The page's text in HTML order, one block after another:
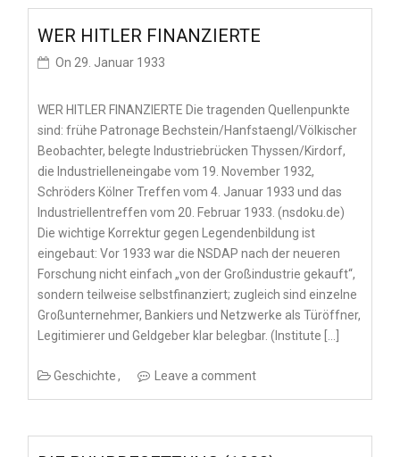
WER HITLER FINANZIERTE
On 29. Januar 1933
WER HITLER FINANZIERTE Die tragenden Quellenpunkte
sind: frühe Patronage Bechstein/Hanfstaengl/Völkischer
Beobachter, belegte Industriebrücken Thyssen/Kirdorf,
die Industrielleneingabe vom 19. November 1932,
Schröders Kölner Treffen vom 4. Januar 1933 und das
Industriellentreffen vom 20. Februar 1933. (nsdoku.de)
Die wichtige Korrektur gegen Legendenbildung ist
eingebaut: Vor 1933 war die NSDAP nach der neueren
Forschung nicht einfach „von der Großindustrie gekauft“,
sondern teilweise selbstfinanziert; zugleich sind einzelne
Großunternehmer, Bankiers und Netzwerke als Türöffner,
Legitimierer und Geldgeber klar belegbar. (Institute […]
Geschichte Leave a comment